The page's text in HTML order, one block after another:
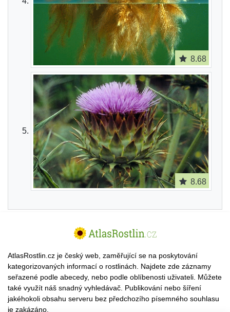
8.68
8.68
AtlasRostlin.cz je český web, zaměřující se na poskytování
kategorizovaných informací o rostlinách. Najdete zde záznamy
seřazené podle abecedy, nebo podle oblíbenosti uživateli. Můžete
také využít náš snadný vyhledávač. Publikování nebo šíření
jakéhokoli obsahu serveru bez předchozího písemného souhlasu
je zakázáno.